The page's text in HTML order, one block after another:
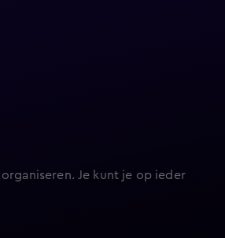
Je kunt je op ieder